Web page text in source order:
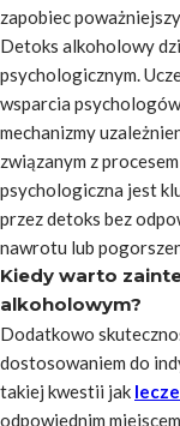
zapobiec
Detoks alkoholowy
psychologicznym.
wsparcia
mechanizmy
związanym z
psychologiczna jest
przez detoks bez
nawrotu lub
Kiedy warto
alkoholowym?
Dodatkowo
dostosowaniem do
takiej kwestii jak
odpowiednim